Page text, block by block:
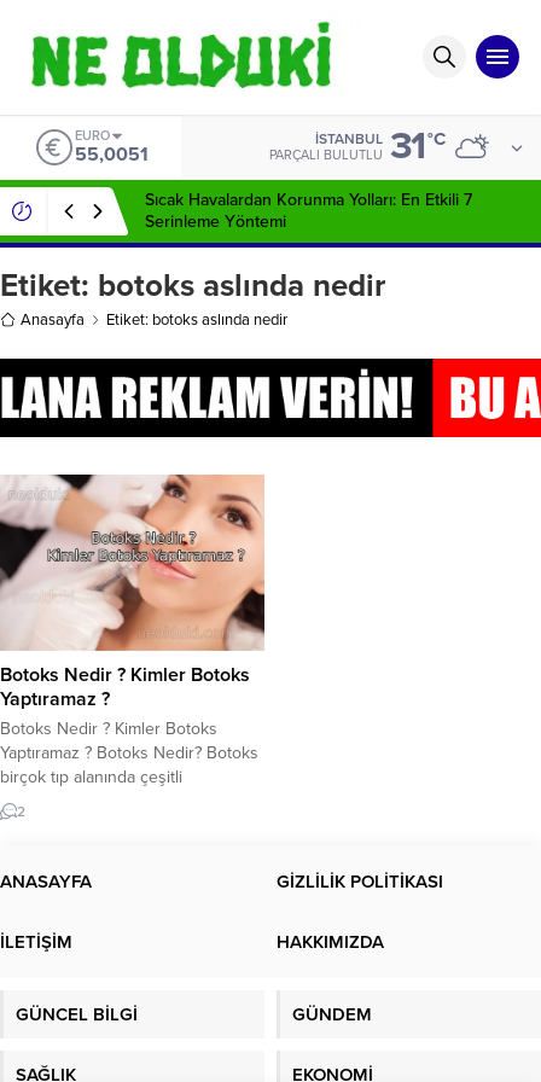
EURO
55,0051
İSTANBUL
PARÇALI BULUTLU 31°C
Sıcak Havalardan Korunma Yolları: En Etkili 7
Serinleme Yöntemi
Etiket: botoks aslında nedir
Anasayfa Etiket: botoks aslında nedir
Botoks Nedir ? Kimler Botoks
Yaptıramaz ?
Botoks Nedir ? Kimler Botoks
Yaptıramaz ? Botoks Nedir? Botoks
birçok tıp alanında çeşitli
rahatsızlıkların tedavisinde
kullanılmaktadır. Ancak en bilineni
uygulamasıdır. Botoks kimler
Yaptıramaz? Botoks’u doğal tutmak
Botoks kelimesi, Clostridium
2
ANASAYFA GİZLİLİK POLİTİKASI
İLETİŞİM HAKKIMIZDA
GÜNCEL BİLGİ GÜNDEM
SAĞLIK EKONOMİ